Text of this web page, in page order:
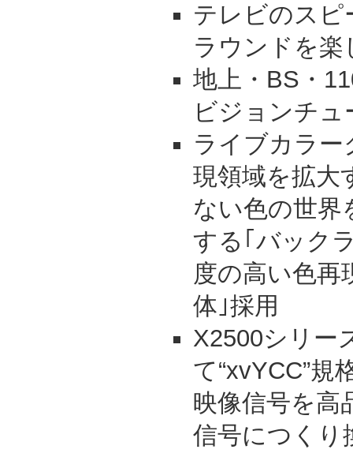
テレビのスピ
ラウンドを楽
地上・BS・
ビジョンチュ
ライブカラ
現領域を拡大
ない色の世界
する｢バック
度の高い色再
体｣採用
X2500シリー
て“xvYCC”規
映像信号を高
信号につくり